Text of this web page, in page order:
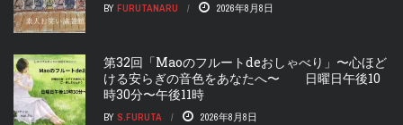
BY FURUTANARU 2026年8月8日
第32回「Maoのフルートdeおしゃべり」〜心ほど
ける安らぎの音色をあなたへ〜 日曜日午後10
時30分〜午後11時
BY S.FURUTA 2026年8月8日